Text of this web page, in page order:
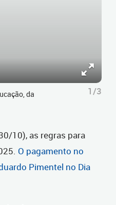
da
1/3
10), as regras para
O pagamento no
Pimentel no Dia